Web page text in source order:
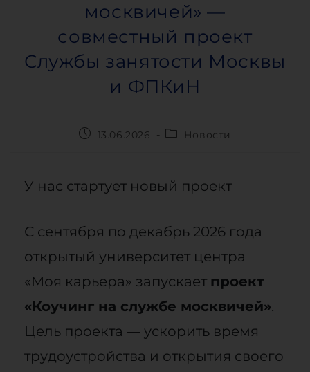
москвичей» —
совместный проект
Службы занятости Москвы
и ФПКиН
13.06.2026 Новости
У нас стартует новый проект
С сентября по декабрь 2026 года
открытый университет центра
«Моя карьера» запускает проект
«Коучинг на службе москвичей».
Цель проекта — ускорить время
трудоустройства и открытия своего